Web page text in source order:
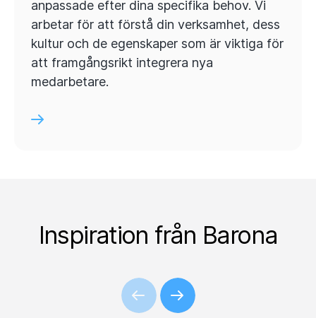
anpassade efter dina specifika behov. Vi
arbetar för att förstå din verksamhet, dess
kultur och de egenskaper som är viktiga för
att framgångsrikt integrera nya
medarbetare.
Inspiration från Barona